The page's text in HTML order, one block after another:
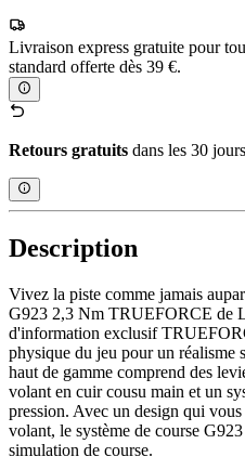
Livraison express gratuite pour
standard offerte dès 39 €.
Retours gratuits dans les 30
Description
Vivez la piste comme jamais
G923 2,3 Nm TRUEFORCE de
d'information exclusif
physique du jeu pour un réalisme
haut de gamme comprend des
volant en cuir cousu main et un
pression. Avec un design qui
volant, le système de course
simulation de course.